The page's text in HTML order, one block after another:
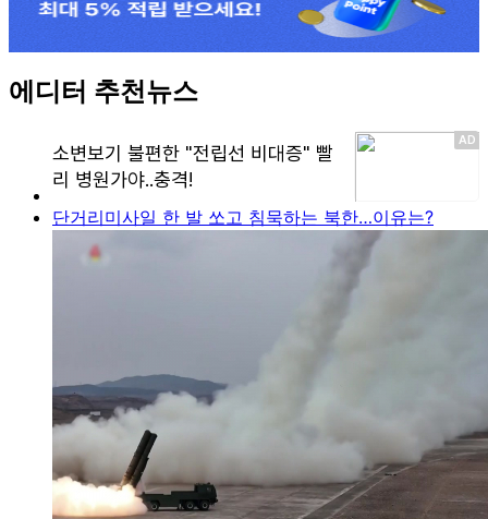
에디터 추천뉴스
단거리미사일 한 발 쏘고 침묵하는 북한…이유는?